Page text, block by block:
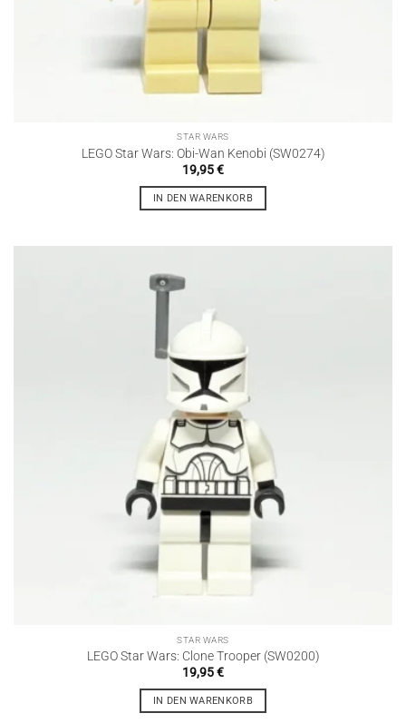
STAR WARS
LEGO Star Wars: Obi-Wan Kenobi (SW0274)
19,95€
IN DEN WARENKORB
STAR WARS
LEGO Star Wars: Clone Trooper (SW0200)
19,95€
IN DEN WARENKORB